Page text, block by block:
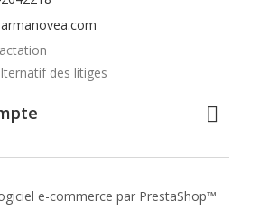
des litiges

e-commerce par PrestaShop™